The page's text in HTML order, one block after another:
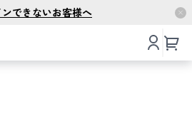
ンできないお客様へ